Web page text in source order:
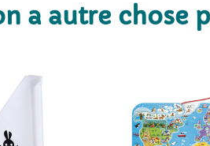
a autre chose